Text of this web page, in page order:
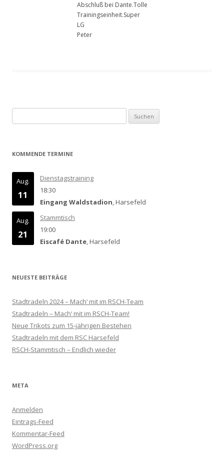
Abschluß bei Dante.Tolle
Trainingseinheit.Super
LG
Peter
nach:
KOMMENDE TERMINE
Aug.
11
Dienstagstraining
18:30
Eingang Waldstadion, Harsefeld
Aug.
21
Stammtisch
19:00
Eiscafé Dante, Harsefeld
NEUESTE BEITRÄGE
Stadtradeln 2024 – Mach‘ mit im RSCH-Team
Stadtradeln – Mach‘ mit im RSCH-Team!
Neue Trikots zum 15-jährigen Bestehen
Stadtradeln mit dem RSC Harsefeld
RSCH-Stammtisch – Endlich wieder
META
Anmelden
Eintrags-Feed
Kommentar-Feed
WordPress.org